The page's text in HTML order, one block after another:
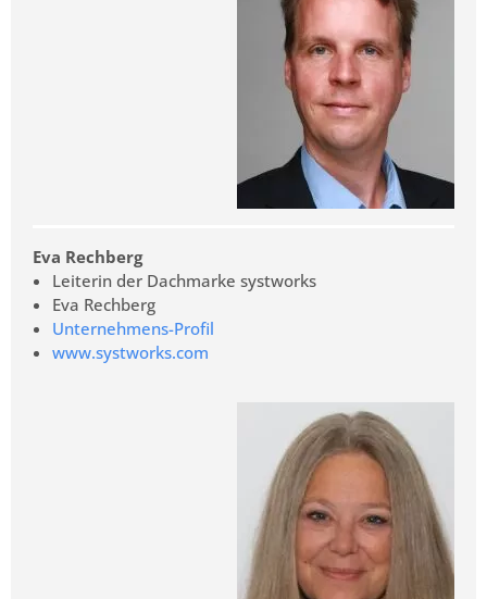
Eva Rechberg
Leiterin der Dachmarke systworks
Eva Rechberg
Unternehmens-Profil
www.systworks.com